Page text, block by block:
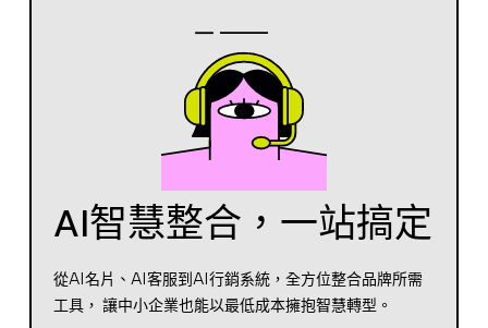
AI智慧整合，一站搞定
從AI名片、AI客服到AI行銷系統，全方位整合品牌所需
工具， 讓中小企業也能以最低成本擁抱智慧轉型。